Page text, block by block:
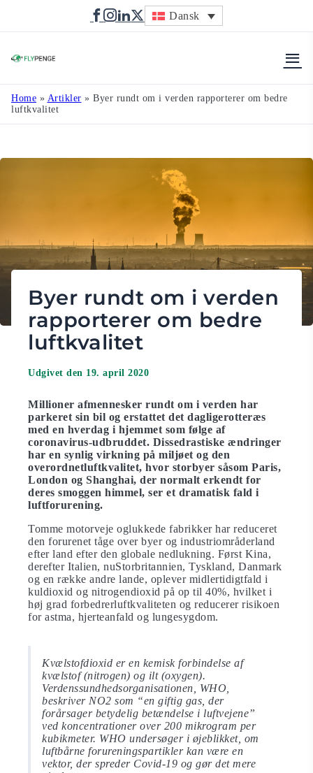
Dansk
Home » Artikler » Byer rundt om i verden rapporterer om bedre
luftkvalitet
Byer rundt om i verden
rapporterer om bedre
luftkvalitet
Udgivet den 19. april 2020
Millioner afmennesker rundt om i verden har
parkeret sin bil og erstattet det dagligerotteræs
med en hverdag i hjemmet som følge af
coronavirus-udbruddet. Dissedrastiske ændringer
har en synlig virkning på miljøet og den
overordnetluftkvalitet, hvor storbyer såsom Paris,
London og Shanghai, der normalt erkendt for
deres smoggen himmel, ser et dramatisk fald i
luftforurening.
Tomme motorveje oglukkede fabrikker har reduceret
den forurenet tåge over byer og industriområderland
efter land efter den globale nedlukning. Først Kina,
derefter Italien, nuStorbritannien, Tyskland, Danmark
og en række andre lande, oplever midlertidigtfald i
kuldioxid og nitrogendioxid på op til 40%, hvilket i
høj grad forbedrerluftkvaliteten og reducerer risikoen
for astma, hjerteanfald og lungesygdom.
Kvælstofdioxid er en kemisk forbindelse af
kvælstof (nitrogen) og ilt (oxygen).
Verdenssundhedsorganisationen, WHO,
beskriver NO2 som “en giftig gas, der
forårsager betydelig betændelse i luftvejene”
ved koncentrationer over 200 mikrogram per
kubikmeter. WHO undersøger i øjeblikket, om
luftbårne forureningspartikler kan være en
vektor, der spreder Covid-19 og gør det mere